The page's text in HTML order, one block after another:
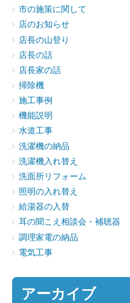
市の施策に関して
店のお知らせ
店長の山登り
店長の話
店長家の話
掃除機
施工事例
機能説明
水道工事
洗濯機の納品
洗濯機入れ替え
洗面所リフォーム
照明の入れ替え
給湯器の入替
耳の聞こえ相談会・補聴器
調理家電の納品
電気工事
アーカイブ